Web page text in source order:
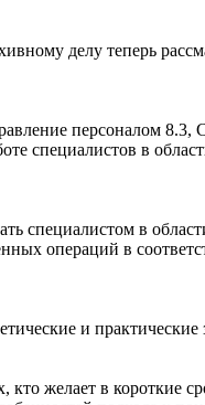
делу теперь
персоналом 8.3,
специалистов в
специалистом в
операций в
и практические
желает в короткие